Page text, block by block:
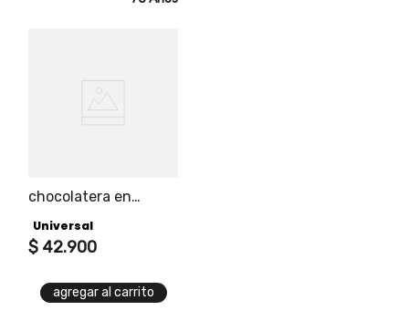
chocolatera en
Universal
$ 42.900
agregar al carrito